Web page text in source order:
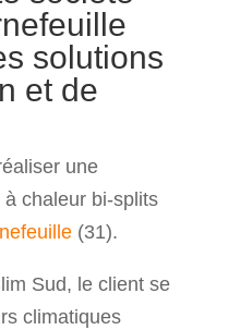
solutions
et de
une
à chaleur bi-splits
(31).
Sud, le client se
climatiques